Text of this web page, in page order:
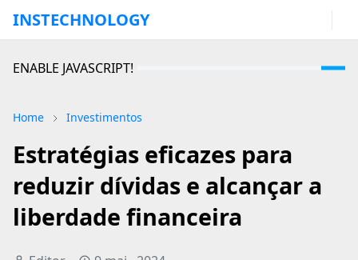
INSTECHNOLOGY
ENABLE JAVASCRIPT!
Home Investimentos
Estratégias eficazes para
reduzir dívidas e alcançar a
liberdade financeira